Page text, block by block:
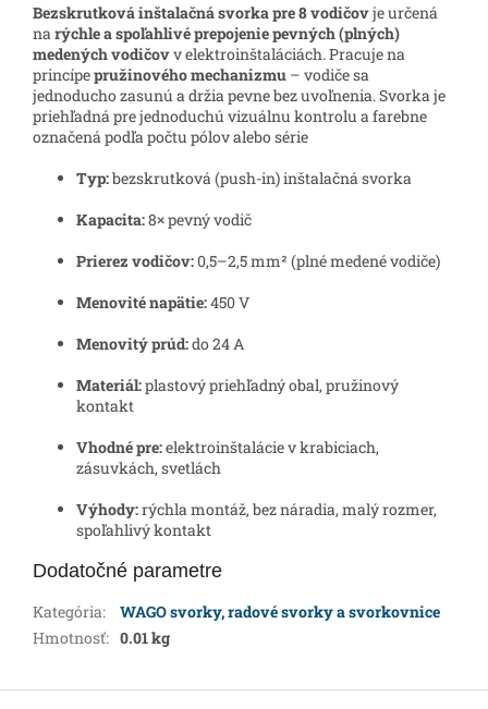
Bezskrutková inštalačná svorka pre 8 vodičovje určená
narýchle a spoľahlivé prepojenie pevných (plných)
medených vodičovv elektroinštaláciách. Pracuje na
princípepružinového mechanizmu – vodiče sa
jednoducho zasunú a držia pevne bez uvoľnenia. Svorka je
priehľadná pre jednoduchú vizuálnu kontrolu a farebne
označená podľa počtu pólov alebo série
Typ:bezskrutková (push-in) inštalačná svorka
Kapacita:8× pevný vodič
Prierez vodičov:0,5–2,5 mm² (plné medené vodiče)
Menovité napätie:450 V
Menovitý prúd:do 24 A
Materiál:plastový priehľadný obal, pružinový
kontakt
Vhodné pre:elektroinštalácie v krabiciach,
zásuvkách, svetlách
Výhody:rýchla montáž, bez náradia, malý rozmer,
spoľahlivý kontakt
Dodatočné parametre
Kategória:
WAGO svorky, radové svorky a svorkovnice
Hmotnosť: 0.01 kg